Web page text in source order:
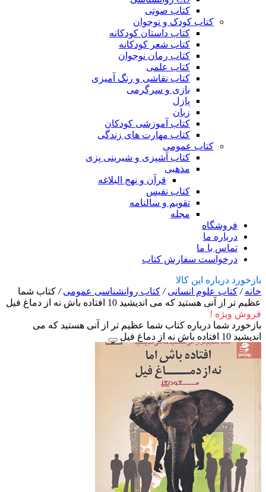
کتاب صوتی
کتاب کودک و نوجوان
کتاب داستان کودکانه
کتاب شعر کودکانه
کتاب رمان نوجوان
کتاب علمی
کتاب نقاشی و رنگ آمیزی
بازی و سرگرمی
پازل
زبان
کتاب آموزشی کودکان
کتاب مهارت های زندگی
کتاب عمومی
کتاب آشپزی و شیرینی پزی
مذهبی
قرآن و نهج البلاغه
کتاب نفیس
تقویم و سالنامه
مجله
فروشگاه
درباره ما
تماس با ما
درخواست سفارش کتاب
بازخورد درباره این کالا
خانه/ کتاب علوم انسانی/ کتاب روانشناسی عمومی/ کتاب شما
عظیم تر از آنی هستید که می اندیشید 10 افتاده باش نه از دماغ فیل
فروش ویژه !
بازخورد شما درباره کتاب شما عظیم تر از آنی هستید که می
اندیشید 10 افتاده باش نه از دماغ فیل